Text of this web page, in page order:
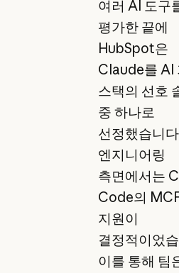
여러 AI 도구
평가한 끝에
HubSpot은
Claude를 AI
스택의 선호
중 하나로
선정했습니
엔지니어링
측면에서는
Code의
지원이
결정적이었
이를 통해 팀